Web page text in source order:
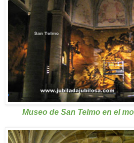
Museo de San Telmo en el